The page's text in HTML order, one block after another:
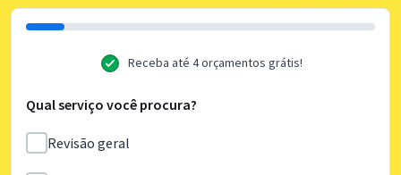
Receba até 4 orçamentos grátis!
Qual serviço você procura?
Revisão geral